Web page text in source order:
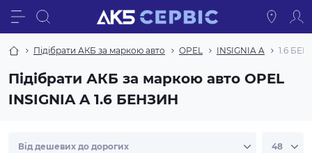
Підібрати АКБ за маркою авто OPEL INSIGNIA A 1.6
Підібрати АКБ за маркою авто OPEL
INSIGNIA A 1.6 БЕНЗИН